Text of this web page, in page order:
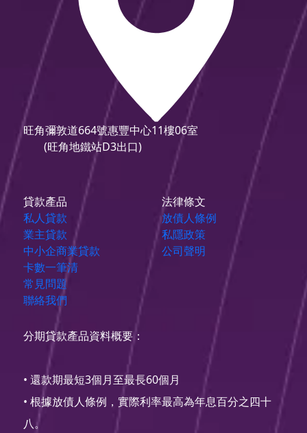
旺角彌敦道664號惠豐中心11樓06室
(旺角地鐵站D3出口)
貸款產品
私人貸款
業主貸款
中小企商業貸款
卡數一筆清
常見問題
聯絡我們
法律條文
放債人條例
私隱政策
公司聲明
分期貸款產品資料概要：
• 還款期最短3個月至最長60個月
• 根據放債人條例，實際利率最高為年息百分之四十
八。